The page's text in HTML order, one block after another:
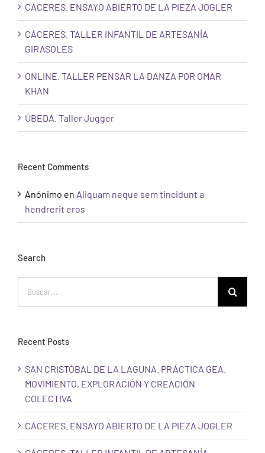
CÁCERES. ENSAYO ABIERTO DE LA PIEZA JOGLER
CÁCERES. TALLER INFANTIL DE ARTESANÍA
GIRASOLES
ONLINE. TALLER PENSAR LA DANZA POR OMAR
KHAN
ÚBEDA. Taller Jugger
Recent Comments
Anónimo en Aliquam neque sem tincidunt a
hendrerit eros
Search
Recent Posts
SAN CRISTÓBAL DE LA LAGUNA. PRÁCTICA GEA.
MOVIMIENTO, EXPLORACIÓN Y CREACIÓN
COLECTIVA
CÁCERES. ENSAYO ABIERTO DE LA PIEZA JOGLER